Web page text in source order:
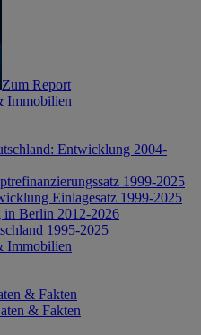
Zum Report
Immobilien
Entwicklung 2004-
1999-2025
Einlagesatz 1999-2025
Berlin 2012-2026
1995-2025
Immobilien
& Fakten
& Fakten